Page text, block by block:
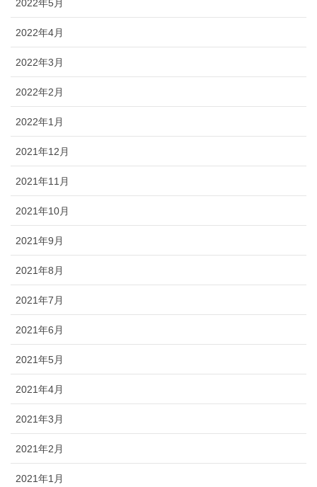
2022年5月
2022年4月
2022年3月
2022年2月
2022年1月
2021年12月
2021年11月
2021年10月
2021年9月
2021年8月
2021年7月
2021年6月
2021年5月
2021年4月
2021年3月
2021年2月
2021年1月